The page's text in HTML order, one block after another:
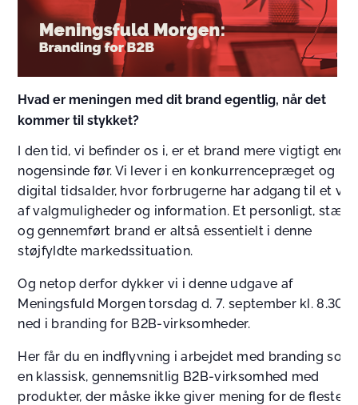
Hvad er meningen med dit brand egentlig, når det
kommer til stykket?
I den tid, vi befinder os i, er et brand mere vigtigt end
nogensinde før. Vi lever i en konkurrencepræget og
digital tidsalder, hvor forbrugerne har adgang til et
af valgmuligheder og information. Et personligt,
og gennemført brand er altså essentielt i denne
støjfyldte markedssituation.
Og netop derfor dykker vi i denne udgave af
Meningsfuld Morgen torsdag d. 7. september kl. 8.30
ned i branding for B2B-virksomheder.
Her får du en indflyvning i arbejdet med branding som
en klassisk, gennemsnitlig B2B-virksomhed med
produkter, der måske ikke giver mening for de fleste,